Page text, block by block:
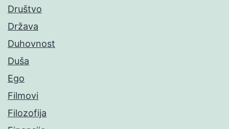
Društvo
Država
Duhovnost
Duša
Ego
Filmovi
Filozofija